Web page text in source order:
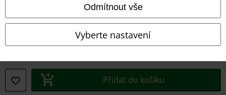
Odmítnout vše
Vyberte nastavení
Přidat do košíku
Ochrana osobních údajů
Prohlášení o shodě